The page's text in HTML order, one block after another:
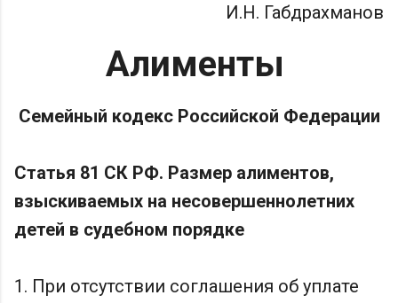
И.Н. Габдрахманов
Алименты
Семейный кодекс Российской Федерации
Статья 81 СК РФ. Размер алиментов,
взыскиваемых на несовершеннолетних
детей в судебном порядке
1. При отсутствии соглашения об уплате